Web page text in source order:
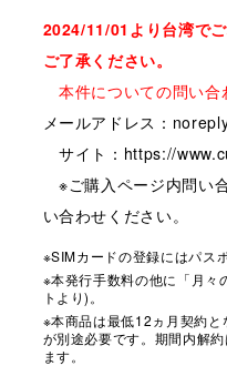
2024/11/01より台湾で
ご了承ください。
本件についての問い
メールアドレス：
サイト：https://
※ご購入ページ内問い
い合わせください。
※SIMカードの登録にはパス
※本発行手数料の他に「月々
トより)。
※本商品は最低12ヵ月契約
が別途必要です。期間内解
ます。